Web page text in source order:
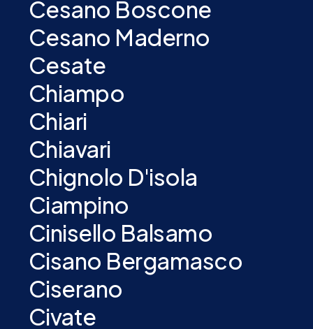
Cesano Boscone
Cesano Maderno
Cesate
Chiampo
Chiari
Chiavari
Chignolo D'isola
Ciampino
Cinisello Balsamo
Cisano Bergamasco
Ciserano
Civate